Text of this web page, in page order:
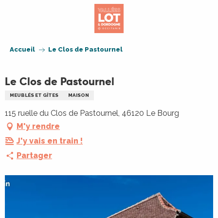
Accueil Le Clos de Pastournel
Le Clos de Pastournel
MEUBLÉS ET GÎTES MAISON
115 ruelle du Clos de Pastournel, 46120 Le Bourg
M'y rendre
J'y vais en train !
Partager